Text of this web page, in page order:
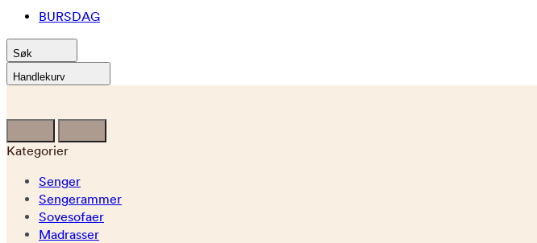
BURSDAG
Søk
Handlekurv
Kategorier
Senger
Sengerammer
Sovesofaer
Madrasser